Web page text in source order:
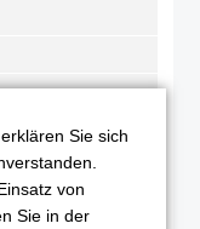
Sie sich
von
Sie in der